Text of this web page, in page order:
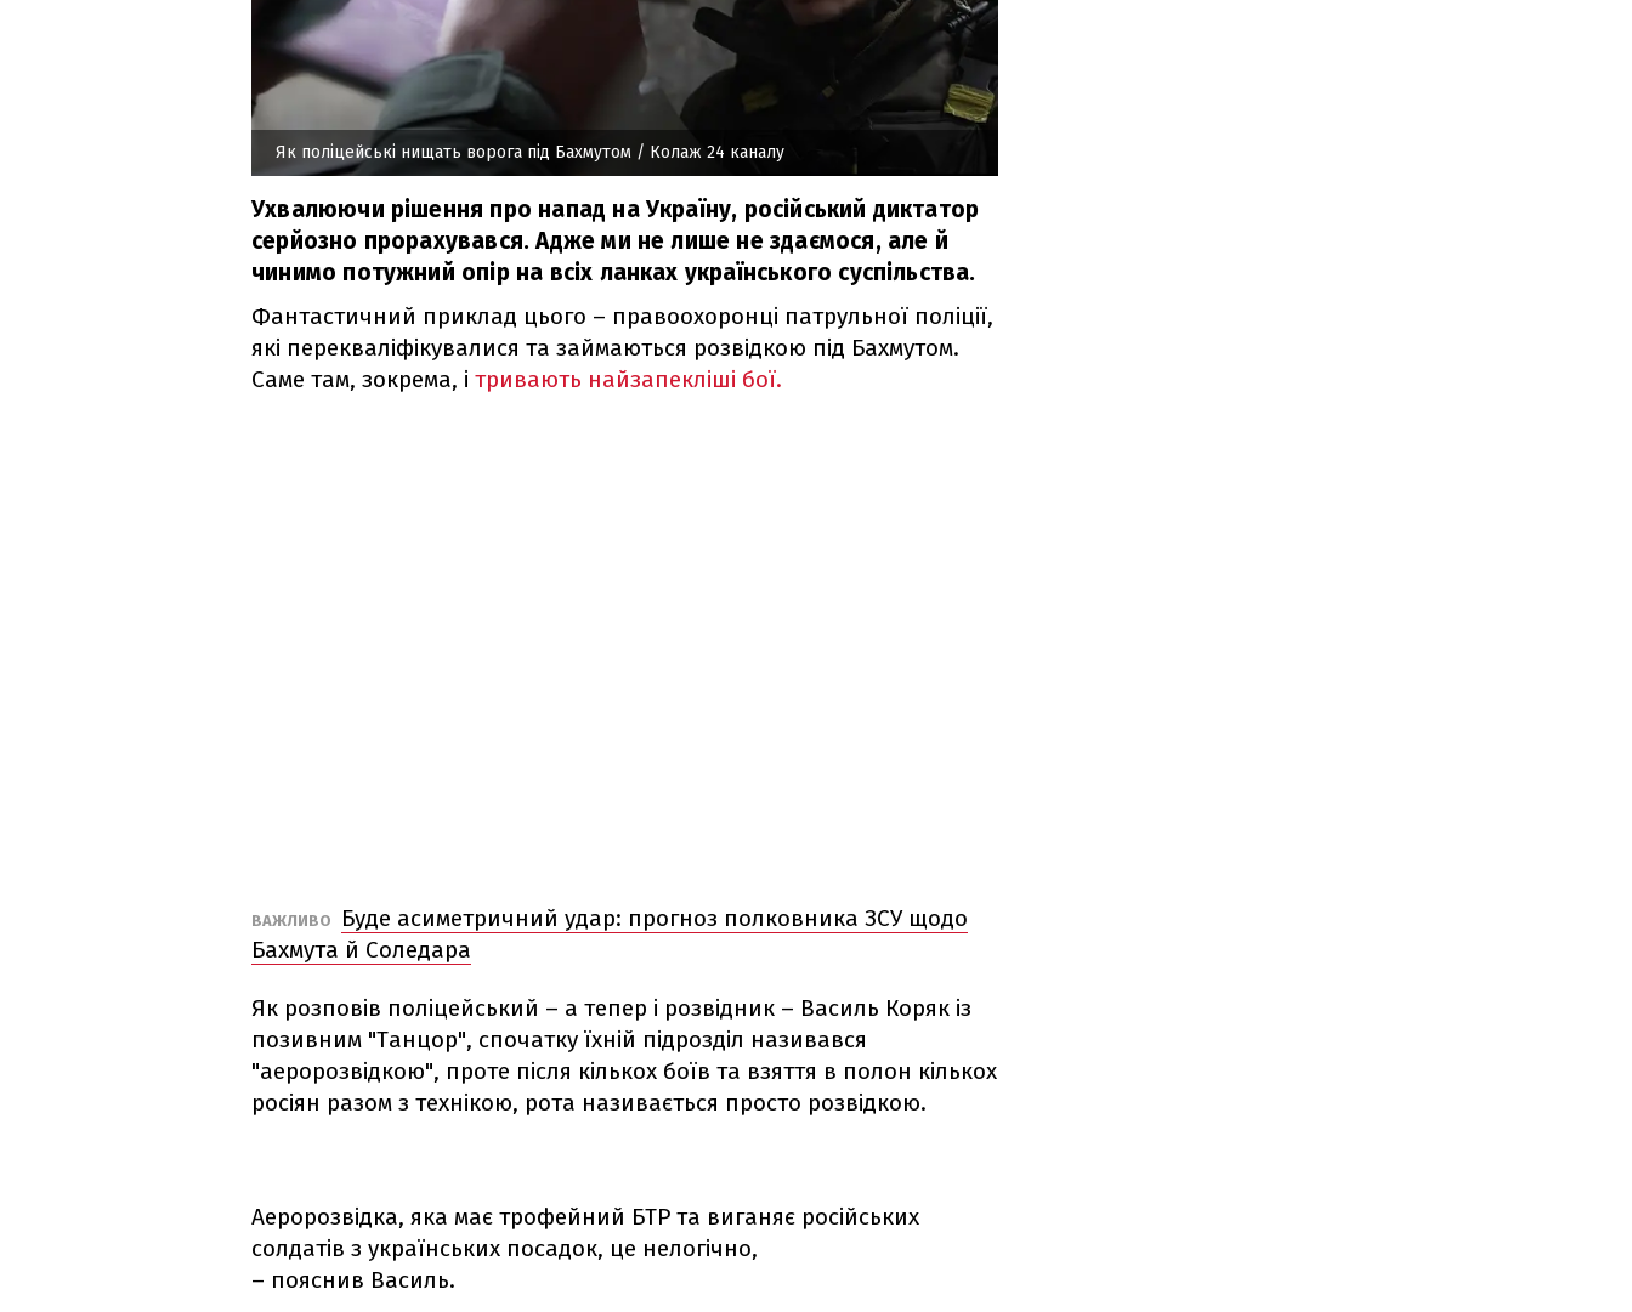
Як поліцейські нищать ворога під Бахмутом / Колаж 24 каналу
Ухвалюючи рішення про напад на Україну, російський диктатор
серйозно прорахувався. Адже ми не лише не здаємося, але й
чинимо потужний опір на всіх ланках українського суспільства.
Фантастичний приклад цього – правоохоронці патрульної поліції,
які перекваліфікувалися та займаються розвідкою під Бахмутом.
Саме там, зокрема, і тривають найзапекліші бої.
ВАЖЛИВО
Буде асиметричний удар: прогноз полковника ЗСУ щодо
Бахмута й Соледара
Як розповів поліцейський – а тепер і розвідник – Василь Коряк із
позивним "Танцор", спочатку їхній підрозділ називався
"аеророзвідкою", проте після кількох боїв та взяття в полон кількох
росіян разом з технікою, рота називається просто розвідкою.
Аеророзвідка, яка має трофейний БТР та виганяє російських
солдатів з українських посадок, це нелогічно,
– пояснив Василь.